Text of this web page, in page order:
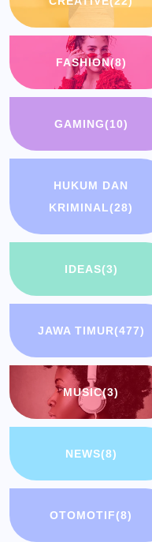
FASHION(8)
GAMING(10)
HUKUM DAN
KRIMINAL(28)
IDEAS(3)
JAWA TIMUR(477)
MUSIC(3)
NEWS(8)
OTOMOTIF(8)